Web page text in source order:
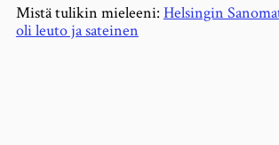
Mistä tulikin mieleeni: Helsingin
oli leuto ja sateinen